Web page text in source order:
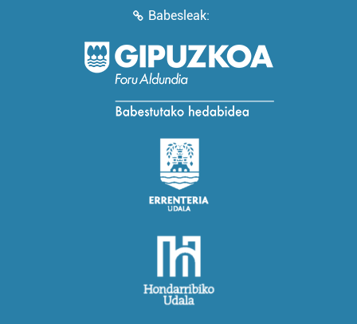
Babesleak: